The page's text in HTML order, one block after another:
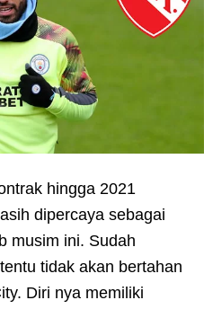
hingga 2021
dipercaya sebagai
musim ini. Sudah
tidak akan bertahan
Diri nya memiliki